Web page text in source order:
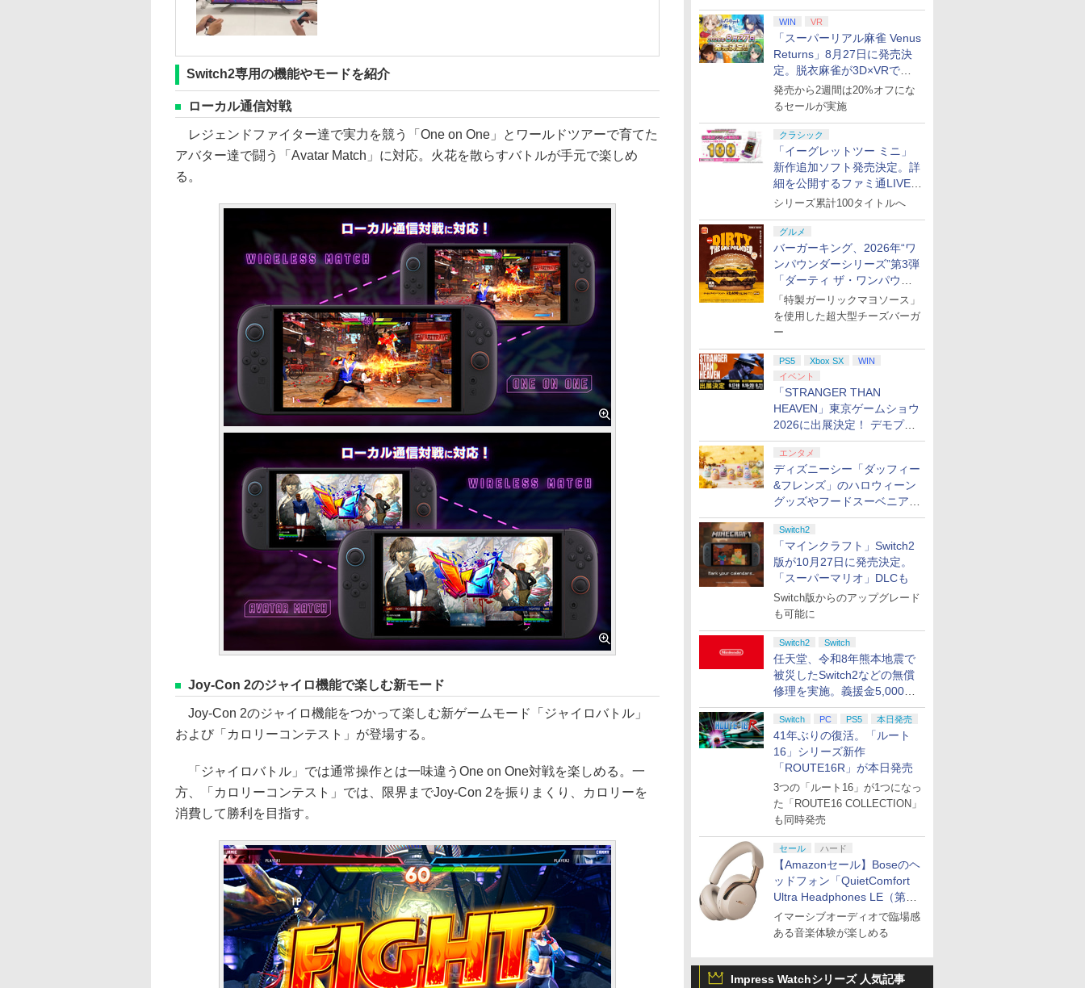
WIN VR
「スーパーリアル麻雀 Venus
Returns」8月27日に発売決
定。脱衣麻雀が3D×VRで復
活
発売から2週間は20%オフにな
るセールが実施
クラシック
「イーグレットツー ミニ」
新作追加ソフト発売決定。詳
細を公開するファミ通LIVEが
8月27日20時から配信
シリーズ累計100タイトルへ
グルメ
バーガーキング、2026年“ワ
ンパウンダーシリーズ”第3弾
「ダーティ ザ・ワンパウン
ダー」を8月7日発売
「特製ガーリックマヨソース」
を使用した超大型チーズバーガ
ー
PS5 Xbox SX
WIN
イベント
「STRANGER THAN
HEAVEN」東京ゲームショウ
2026に出展決定！ デモプレ
イや体験型展示も
エンタメ
ディズニーシー「ダッフィー
&フレンズ」のハロウィーン
グッズやフードスーベニアが
8月25日より発売
Switch2
「マインクラフト」Switch2
版が10月27日に発売決定。
「スーパーマリオ」DLCも
Switch版からのアップグレード
も可能に
Switch2 Switch
任天堂、令和8年熊本地震で
被災したSwitch2などの無償
修理を実施。義援金5,000万
円の寄付も発表
Switch PC PS5 本日発売
41年ぶりの復活。「ルート
16」シリーズ新作
「ROUTE16R」が本日発売
3つの「ルート16」が1つになっ
た「ROUTE16 COLLECTION」
も同時発売
セール ハード
【Amazonセール】Boseのヘ
ッドフォン「QuietComfort
Ultra Headphones LE（第2
世代）」などお買い得価格で
登場
イマーシブオーディオで臨場感
ある音楽体験が楽しめる
Impress Watchシリーズ 人気記事
Switch2専用の機能やモードを紹介
ローカル通信対戦
レジェンドファイター達で実力を競う「One on One」とワールドツアーで育てた
アバター達で闘う「Avatar Match」に対応。火花を散らすバトルが手元で楽しめ
る。
Joy-Con 2のジャイロ機能で楽しむ新モード
Joy-Con 2のジャイロ機能をつかって楽しむ新ゲームモード「ジャイロバトル」
および「カロリーコンテスト」が登場する。
「ジャイロバトル」では通常操作とは一味違うOne on One対戦を楽しめる。一
方、「カロリーコンテスト」では、限界までJoy-Con 2を振りまくり、カロリーを
消費して勝利を目指す。